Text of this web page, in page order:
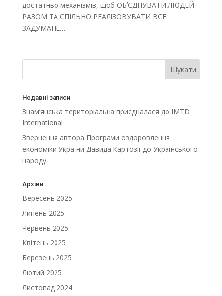
достатньо механізмів, щоб ОБʼЄДНУВАТИ ЛЮДЕЙ
РАЗОМ ТА СПІЛЬНО РЕАЛІЗОВУВАТИ ВСЕ
ЗАДУМАНЕ…
Недавні записи
Знам’янська територіальна приєдналася до IMTD
International
Звернення автора Програми оздоровлення
економіки України Давида Картозії до Українського
народу.
Архіви
Вересень 2025
Липень 2025
Червень 2025
Квітень 2025
Березень 2025
Лютий 2025
Листопад 2024